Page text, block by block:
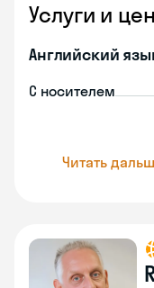
Услуги и
Английский
С носителем
Читать